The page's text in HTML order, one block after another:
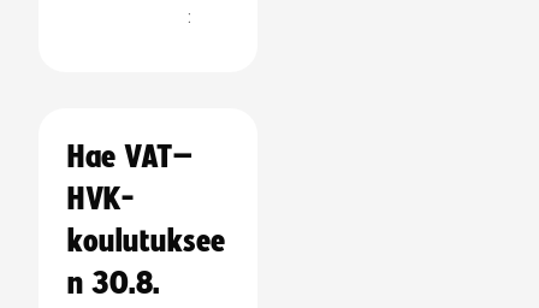
:
Hae VAT–
HVK-
koulutuksee
n 30.8.